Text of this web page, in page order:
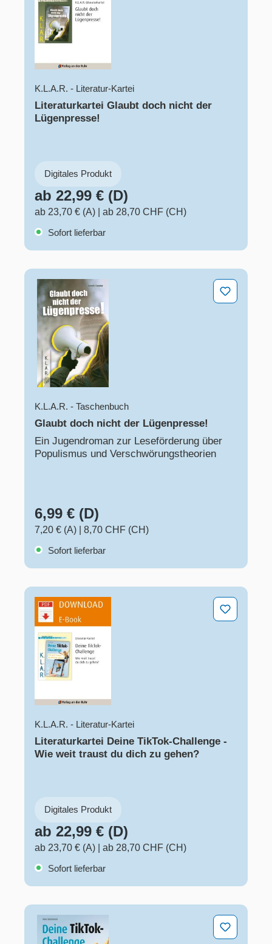
K.L.A.R. - Literatur-Kartei
Literaturkartei Glaubt doch nicht der
Lügenpresse!
Digitales Produkt
ab 22,99 € (D)
ab 23,70 € (A)
ab 28,70 CHF (CH)
Sofort lieferbar
Glaubt doch nicht der Lügenpresse!​
K.L.A.R. - Taschenbuch
Glaubt doch nicht der Lügenpresse!​
Ein Jugendroman zur Leseförderung über
Populismus und Verschwörungstheorien​
6,99 € (D)
7,20 € (A)
8,70 CHF (CH)
Sofort lieferbar
Literaturkartei Deine TikTok-Challenge - Wie weit
K.L.A.R. - Literatur-Kartei
Literaturkartei Deine TikTok-Challenge -
Wie weit traust du dich zu gehen?
Digitales Produkt
ab 22,99 € (D)
ab 23,70 € (A)
ab 28,70 CHF (CH)
Sofort lieferbar
Deine TikTok-Challenge - Wie weit traust du dich zu